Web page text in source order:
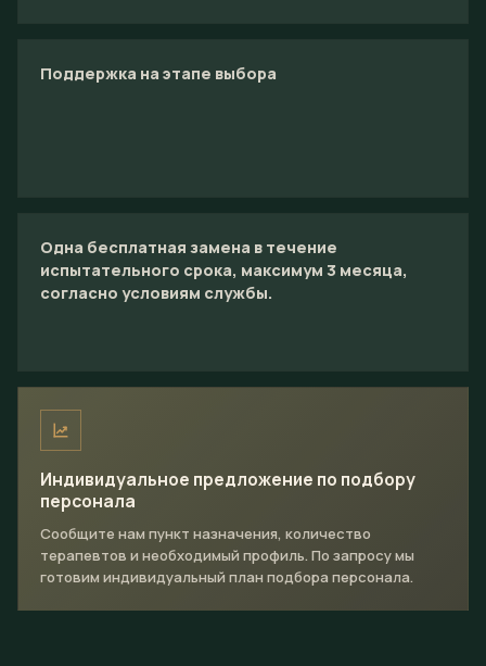
Поддержка на этапе выбора
Одна бесплатная замена в течение
испытательного срока, максимум 3 месяца,
согласно условиям службы.
Индивидуальное предложение по подбору
персонала
Сообщите нам пункт назначения, количество
терапевтов и необходимый профиль. По запросу мы
готовим индивидуальный план подбора персонала.